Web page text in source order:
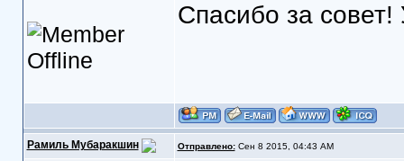
Спасибо за
Рамиль Мубаракшин Отправлено:Сен 8 2015, 04:43 AM